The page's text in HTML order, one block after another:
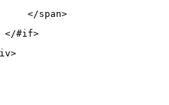
</span>
</#if>